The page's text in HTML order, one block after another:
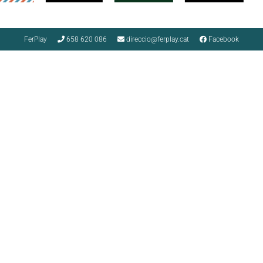
FerPlay 658 620 086 direccio@ferplay.cat Facebook